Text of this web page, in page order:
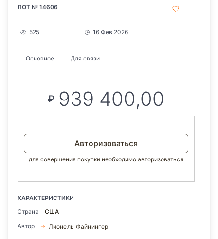
ЛОТ № 14606
525 16 Фев 2026
Основное Для связи
₽ 939 400,00
Авторизоваться
для совершения покупки необходимо авторизоваться
ХАРАКТЕРИСТИКИ
Страна
США
Автор
Лионель Файнингер